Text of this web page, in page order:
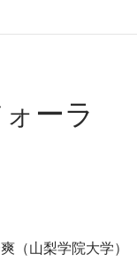
ーラ
（山梨学院大学）